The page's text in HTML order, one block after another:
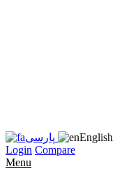
پارسی
English
Login Compare
Menu